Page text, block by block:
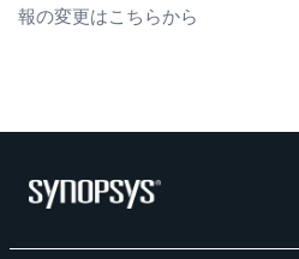
報の変更はこちらから